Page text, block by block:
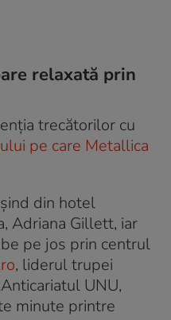
relaxată prin
trecătorilor cu
pe care Metallica
din hotel
Adriana Gillett, iar
pe jos prin centrul
, liderul trupei
UNU,
minute printre